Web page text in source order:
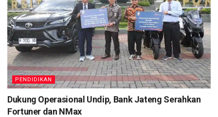
PENDIDIKAN
Dukung Operasional Undip, Bank Jateng Serahkan
Fortuner dan NMax